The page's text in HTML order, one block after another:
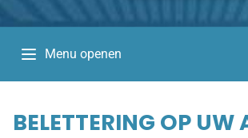
Menu openen
BELETTERING OP UW